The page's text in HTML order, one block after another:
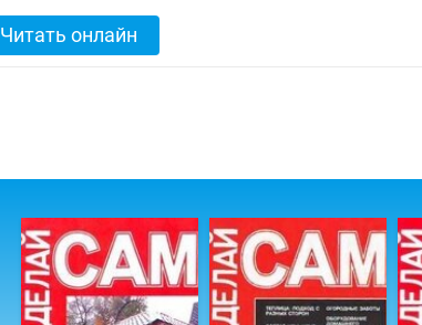
Читать онлайн